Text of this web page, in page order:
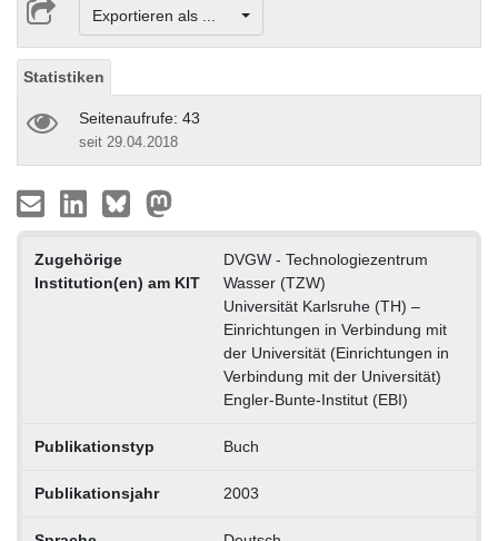
Exportieren als ...
Statistiken
Seitenaufrufe: 43
seit 29.04.2018
Zugehörige
Institution(en) am KIT
DVGW - Technologiezentrum
Wasser (TZW)
Universität Karlsruhe (TH) –
Einrichtungen in Verbindung mit
der Universität (Einrichtungen in
Verbindung mit der Universität)
Engler-Bunte-Institut (EBI)
Publikationstyp Buch
Publikationsjahr 2003